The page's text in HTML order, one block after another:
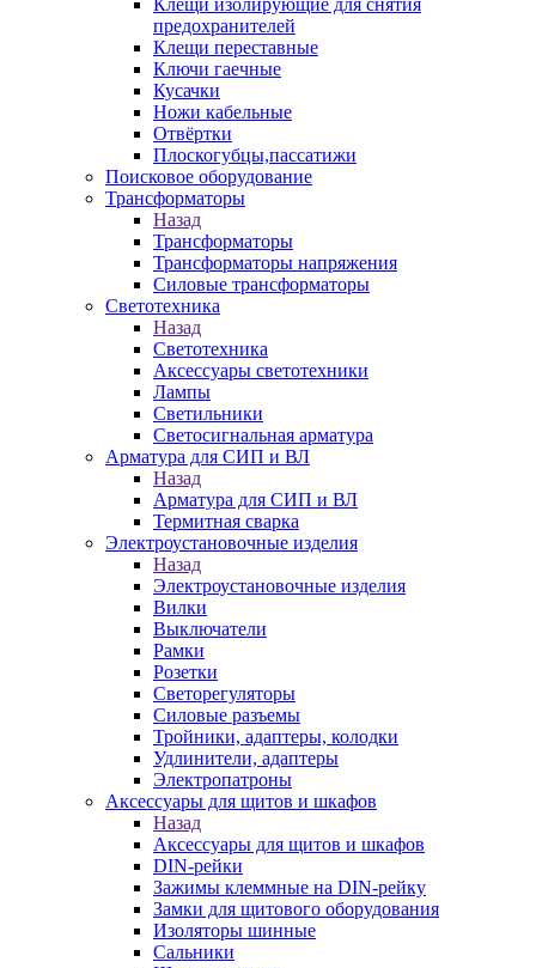
Клещи изолирующие для снятия
предохранителей
Клещи переставные
Ключи гаечные
Кусачки
Ножи кабельные
Отвёртки
Плоскогубцы,пассатижи
Поисковое оборудование
Трансформаторы
Назад
Трансформаторы
Трансформаторы напряжения
Силовые трансформаторы
Светотехника
Назад
Светотехника
Аксессуары светотехники
Лампы
Светильники
Светосигнальная арматура
Арматура для СИП и ВЛ
Назад
Арматура для СИП и ВЛ
Термитная сварка
Электроустановочные изделия
Назад
Электроустановочные изделия
Вилки
Выключатели
Рамки
Розетки
Светорегуляторы
Силовые разъемы
Тройники, адаптеры, колодки
Удлинители, адаптеры
Электропатроны
Аксессуары для щитов и шкафов
Назад
Аксессуары для щитов и шкафов
DIN-рейки
Зажимы клеммные на DIN-рейку
Замки для щитового оборудования
Изоляторы шинные
Сальники